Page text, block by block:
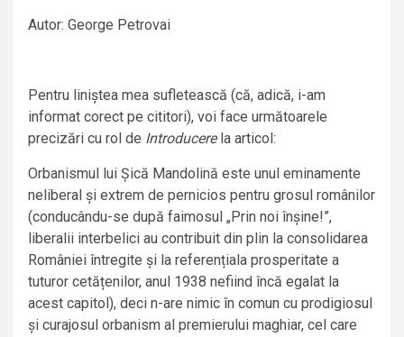
Autor: George Petrovai
Pentru liniștea mea sufletească (că, adică, i-am
informat corect pe cititori), voi face următoarele
precizări cu rol de Introducere la articol:
Orbanismul lui Șică Mandolină este unul eminamente
neliberal și extrem de pernicios pentru grosul românilor
(conducându-se după faimosul „Prin noi înșine!”,
liberalii interbelici au contribuit din plin la consolidarea
României întregite și la referențiala prosperitate a
tuturor cetățenilor, anul 1938 nefiind încă egalat la
acest capitol), deci n-are nimic în comun cu prodigiosul
și curajosul orbanism al premierului maghiar, cel care